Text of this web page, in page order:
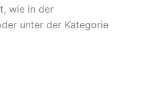
wie in der
unter der Kategorie